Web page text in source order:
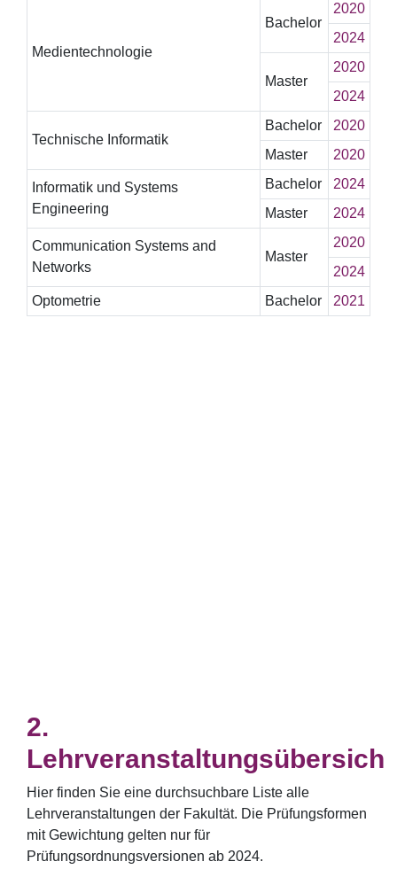
Medientechnologie
Bachelor
2020
2024
Master
2020
2024
Technische Informatik
Bachelor
2020
Master
2020
Informatik und Systems
Engineering
Bachelor
2024
Master
2024
Communication Systems and
Networks
Master
2020
2024
Optometrie
Bachelor 2021
Lehrveranstaltungsübersicht
Hier finden Sie eine durchsuchbare Liste alle
Lehrveranstaltungen der Fakultät. Die Prüfungsformen
mit Gewichtung gelten nur für
Prüfungsordnungsversionen ab 2024.